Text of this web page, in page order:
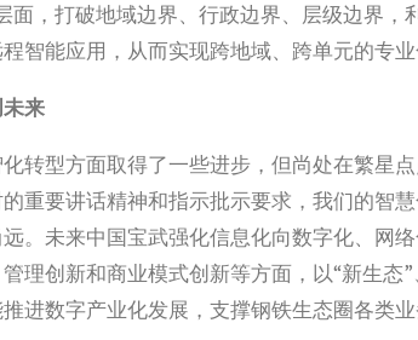
面，打破地域边界、行政边界、层级边界，
智能应用，从而实现跨地域、跨单元的专业
来
转型方面取得了一些进步，但尚处在繁星
重要讲话精神和指示批示要求，我们的智
。未来中国宝武强化信息化向数字化、网
理创新和商业模式创新等方面，以“新生态”
进数字产业化发展，支撑钢铁生态圈各类